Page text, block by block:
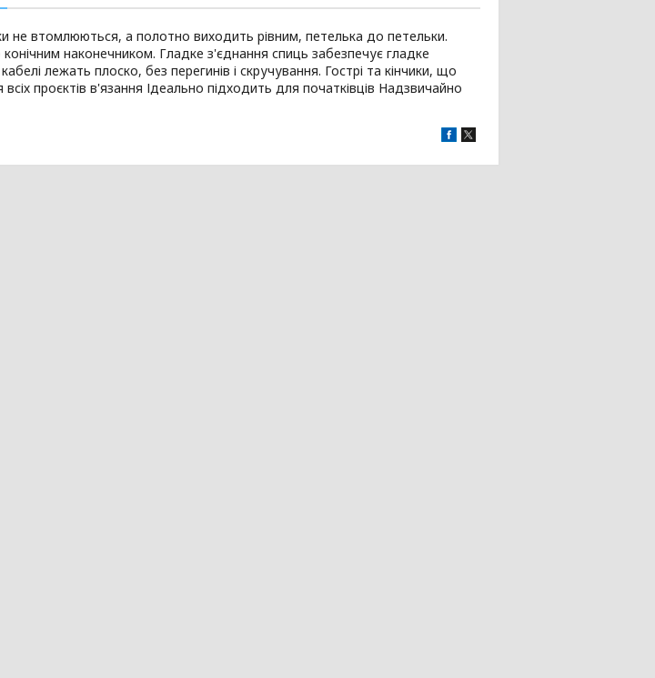
не втомлюються, а полотно виходить рівним, петелька до петельки.
наконечником. Гладке з'єднання спиць забезпечує гладке
лежать плоско, без перегинів і скручування. Гострі та кінчики, що
проєктів в'язання Ідеально підходить для початківців Надзвичайно